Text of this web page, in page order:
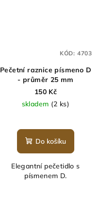
Pečetní raznice písmeno D
- průměr 25 mm
150 Kč
skladem (2 ks)
Do košíku
Elegantní pečetidlo s
písmenem D.
KÓD: 4703